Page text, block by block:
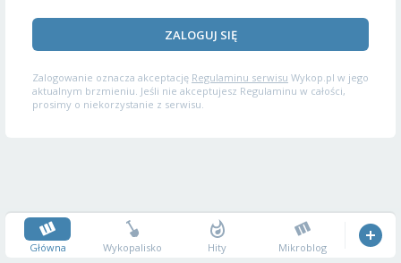
ZALOGUJ SIĘ
Zalogowanie oznacza akceptację Regulaminu serwisu Wykop.pl w jego
aktualnym brzmieniu. Jeśli nie akceptujesz Regulaminu w całości,
prosimy o niekorzystanie z serwisu.
Główna Wykopalisko Hity Mikroblog